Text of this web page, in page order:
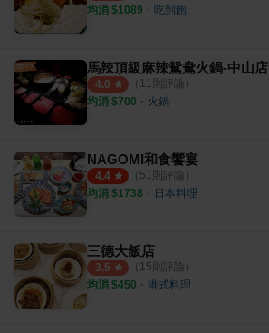
均消 $1089 ・ 吃到飽
馬辣頂級麻辣鴛鴦火鍋-中山店
4.0 （ 11 則評論）
均消 $700 ・ 火鍋
NAGOMI和食饗宴
4.4 （ 51 則評論）
均消 $1738 ・ 日本料理
三德大飯店
3.5 （ 15則評論）
均消 $450 ・ 港式料理